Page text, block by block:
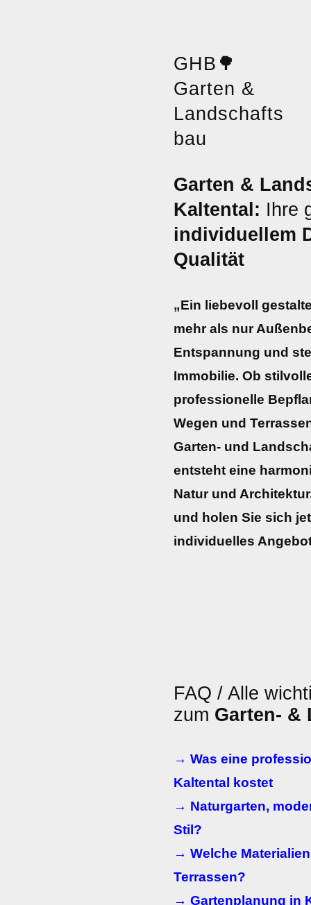
GHB 🌳
Garten &
Landschafts
bau
Garten &
Kaltental: Ihre
individuellem
Qualität
„Ein liebevoll
mehr als nur
Entspannung und
Immobilie. Ob
professionelle
Wegen und
Garten- und
entsteht eine
Natur und
und holen Sie sich
individuelles
FAQ / Alle
zum Garten- &
→ Was eine
Kaltental kostet
→ Naturgarten,
Stil?
→ Welche
Terrassen?
→ Gartenplanung in